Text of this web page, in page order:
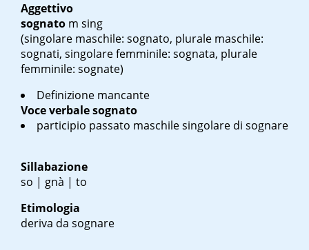
Aggettivo
sognato m sing
(singolare maschile: sognato, plurale maschile:
sognati, singolare femminile: sognata, plurale
femminile: sognate)
Definizione mancante
Voce verbalesognato
participio passato maschile singolare di sognare
Sillabazione
so | gnà | to
Etimologia
deriva da sognare